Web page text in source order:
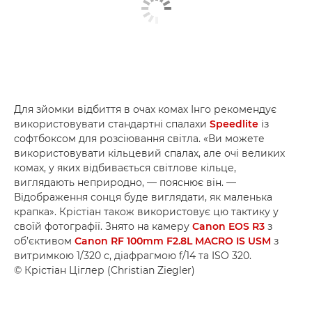
Для зйомки відбиття в очах комах Інго рекомендує
використовувати стандартні спалахи Speedlite із
софтбоксом для розсіювання світла. «Ви можете
використовувати кільцевий спалах, але очі великих
комах, у яких відбивається світлове кільце,
виглядають неприродно, — пояснює він. —
Відображення сонця буде виглядати, як маленька
крапка». Крістіан також використовує цю тактику у
своїй фотографії. Знято на камеру Canon EOS R3 з
об’єктивом Canon RF 100mm F2.8L MACRO IS USM з
витримкою 1/320 с, діафрагмою f/14 та ISO 320.
© Крістіан Ціглер (Christian Ziegler)